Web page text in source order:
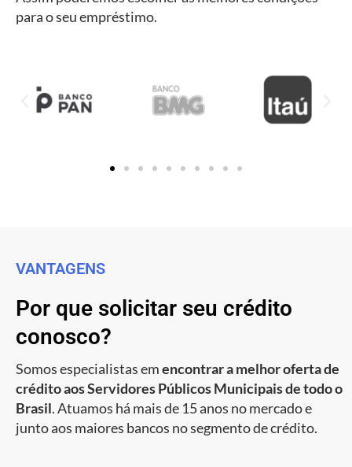
para o seu empréstimo.
VANTAGENS
Por que solicitar seu crédito
conosco?
Somos especialistas emencontrar a melhor oferta de
crédito aos Servidores Públicos Municipais de todo o
Brasil. Atuamos há mais de 15 anos no mercado e
junto aos maiores bancos no segmento de crédito.